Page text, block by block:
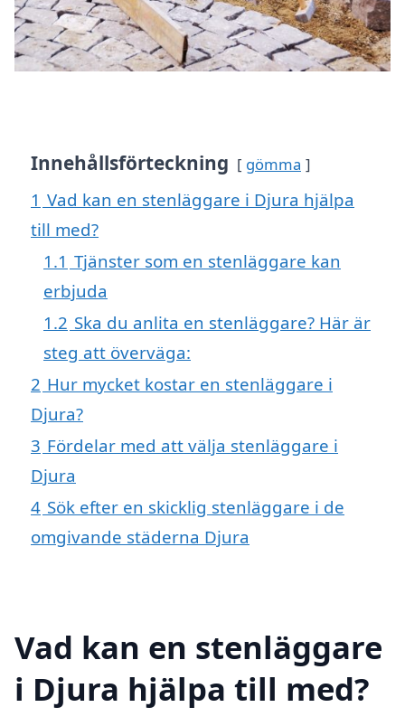
Innehållsförteckning gömma
1 Vad kan en stenläggare i Djura hjälpa
till med?
1.1 Tjänster som en stenläggare kan
erbjuda
1.2 Ska du anlita en stenläggare? Här är
steg att överväga:
2 Hur mycket kostar en stenläggare i
Djura?
3 Fördelar med att välja stenläggare i
Djura
4 Sök efter en skicklig stenläggare i de
omgivande städerna Djura
Vad kan en stenläggare
i Djura hjälpa till med?